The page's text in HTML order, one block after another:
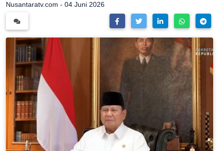
Nusantaratv.com - 04 Juni 2026